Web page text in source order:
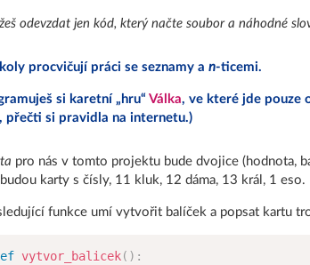
odevzdat jen kód, který načte soubor a náhodné
procvičují práci se seznamy a n-ticemi.
si karetní „hru“ Válka, ve které jde pouze
přečti si pravidla na internetu.)
pro nás v tomto projektu bude dvojice (hodnota,
karty s čísly, 11 kluk, 12 dáma, 13 král, 1 eso.
funkce umí vytvořit balíček a popsat kartu
vytvor_balicek( ) :